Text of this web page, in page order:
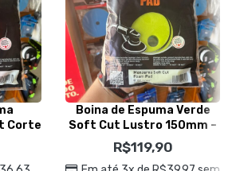
Corte
Boina de Espuma Verde
Soft Cut Lustro 150mm –
Menzerna
R$119,90